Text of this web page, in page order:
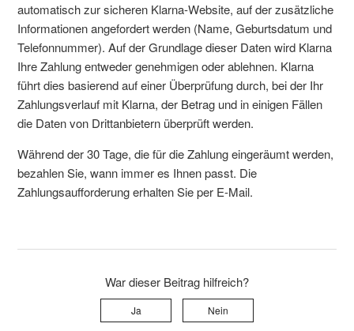
automatisch zur sicheren Klarna-Website, auf der zusätzliche
Informationen angefordert werden (Name, Geburtsdatum und
Telefonnummer). Auf der Grundlage dieser Daten wird Klarna
Ihre Zahlung entweder genehmigen oder ablehnen. Klarna
führt dies basierend auf einer Überprüfung durch, bei der Ihr
Zahlungsverlauf mit Klarna, der Betrag und in einigen Fällen
die Daten von Drittanbietern überprüft werden.
Während der 30 Tage, die für die Zahlung eingeräumt werden,
bezahlen Sie, wann immer es Ihnen passt. Die
Zahlungsaufforderung erhalten Sie per E-Mail.
War dieser Beitrag hilfreich?
Ja Nein